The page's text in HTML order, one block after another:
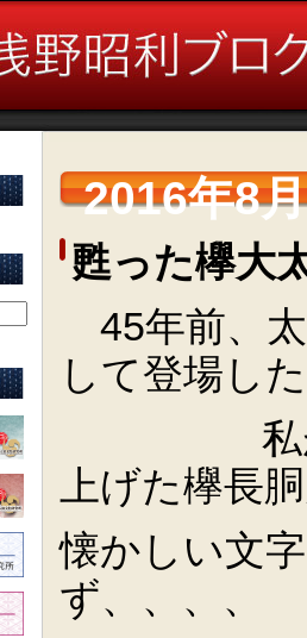
2016年8
甦った欅大
45年前、
して登場し
私が24
上げた欅長
懐かしい文
ず、、、、